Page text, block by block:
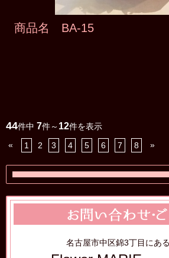
商品名 BA-15
44件中 7件～ 12件を表示
«
1 2 3 4 5 6 7 8 »
名古屋市中区錦3丁目にあ